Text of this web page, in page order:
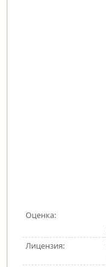
Оценка:
Лицензия: